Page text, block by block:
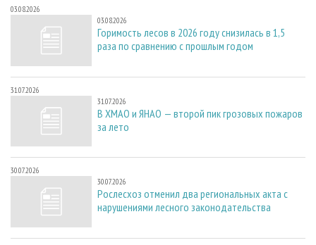
03.08.2026
03.08.2026
Горимость лесов в 2026 году снизилась в 1,5
раза по сравнению с прошлым годом
31.07.2026
31.07.2026
В ХМАО и ЯНАО — второй пик грозовых пожаров
за лето
30.07.2026
30.07.2026
Рослесхоз отменил два региональных акта с
нарушениями лесного законодательства